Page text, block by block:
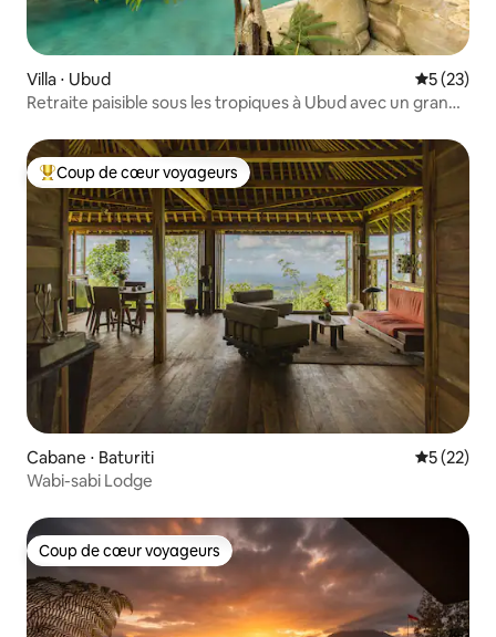
Villa ⋅ Ubud
5 (23)
Retraite paisible sous les tropiques à Ubud avec un grand
Coups de cœur voyageurs les plus appréciés
Coup de cœur voyageurs
Cabane ⋅ Baturiti
5 (22)
Wabi-sabi Lodge
Coup de cœur voyageurs
Coup de cœur voyageurs